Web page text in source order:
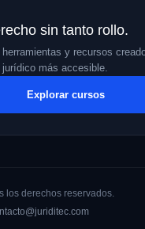
sin tanto rollo.
y recursos
más accesible.
Explorar cursos
los derechos reservados.